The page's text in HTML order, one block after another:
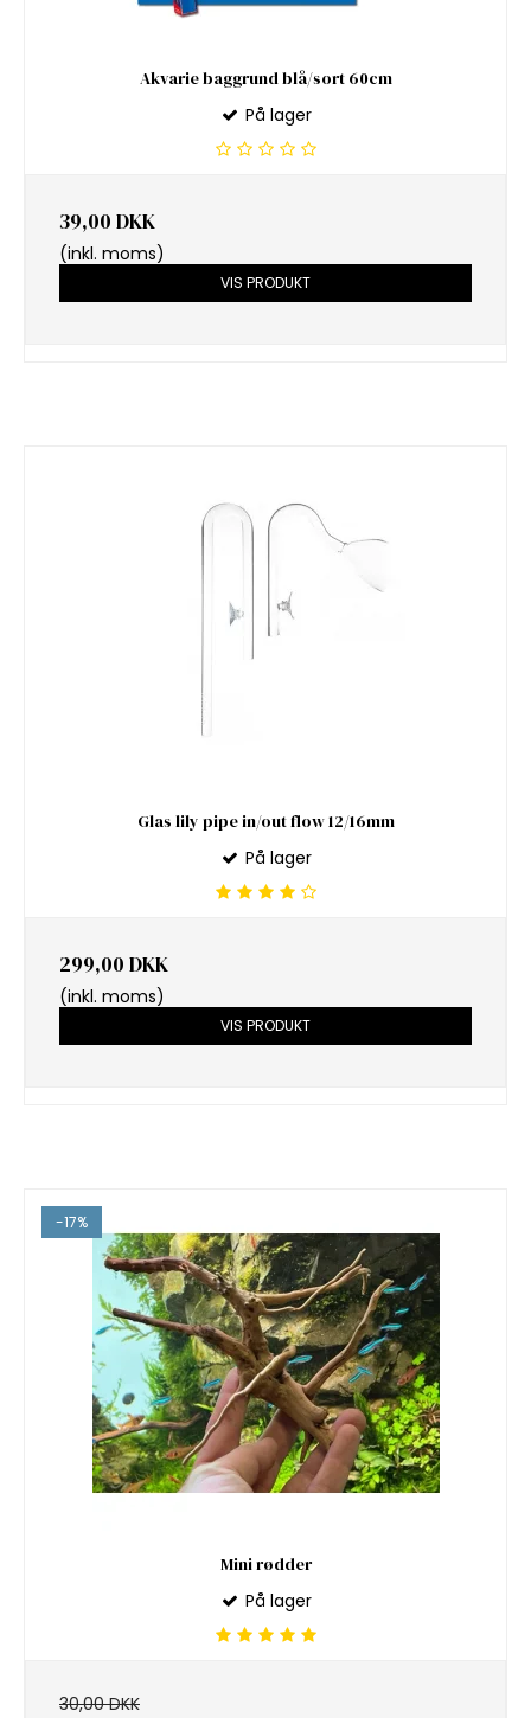
Akvarie baggrund blå/sort 60cm
På lager
39,00 DKK
(inkl. moms)
VIS PRODUKT
Glas lily pipe in/out flow 12/16mm
På lager
299,00 DKK
(inkl. moms)
VIS PRODUKT
-17%
Mini rødder
På lager
30,00 DKK